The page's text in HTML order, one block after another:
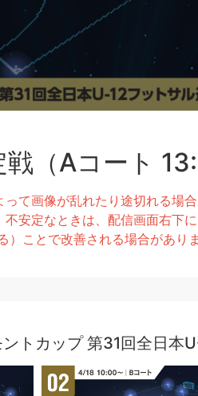
戦（Aコート
て画像が乱れたり途切れる場
安定なときは、配信画面右下
ことで改善される場合がありま
ントカップ 第31回全日